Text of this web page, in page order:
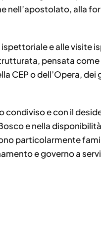
nell’apostolato, alla
e alle visite
pensata
CEP o dell’Opera, dei
condiviso e con il
e nella
particolarmente
e governo a